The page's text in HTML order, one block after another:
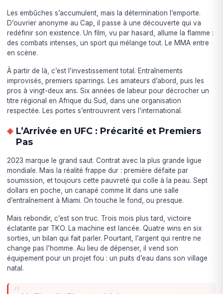
Les embûches s’accumulent, mais la détermination l’emporte.
D’ouvrier anonyme au Cap, il passe à une découverte qui va
redéfinir son existence. Un film, vu par hasard, allume la flamme :
des combats intenses, un sport qui mélange tout. Le MMA entre
en scène.
À partir de là, c’est l’investissement total. Entraînements
improvisés, premiers sparrings. Les amateurs d’abord, puis les
pros à vingt-deux ans. Six années de labeur pour décrocher un
titre régional en Afrique du Sud, dans une organisation
respectée. Les portes s’entrouvrent vers l’international.
L’Arrivée en UFC : Précarité et Premiers
Pas
2023 marque le grand saut. Contrat avec la plus grande ligue
mondiale. Mais la réalité frappe dur : première défaite par
soumission, et toujours cette pauvreté qui colle à la peau. Sept
dollars en poche, un canapé comme lit dans une salle
d’entraînement à Miami. On touche le fond, ou presque.
Mais rebondir, c’est son truc. Trois mois plus tard, victoire
éclatante par TKO. La machine est lancée. Quatre wins en six
sorties, un bilan qui fait parler. Pourtant, l’argent qui rentre ne
change pas l’homme. Au lieu de dépenser, il vend son
équipement pour un projet fou : un puits d’eau dans son village
natal.